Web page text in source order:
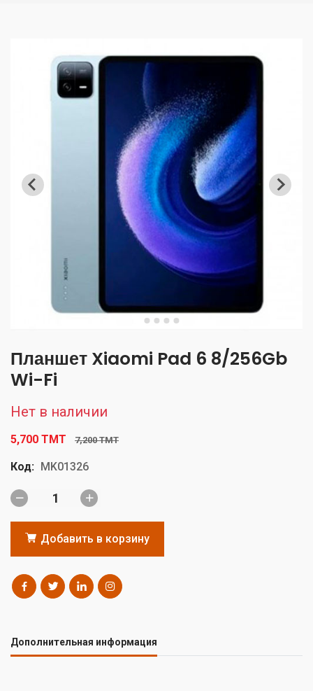
Планшет Xiaomi Pad 6 8/256Gb
Wi-Fi
Нет в наличии
5,700 TMT 7,200 TMT
Код: MK01326
Добавить в корзину
Дополнительная информация